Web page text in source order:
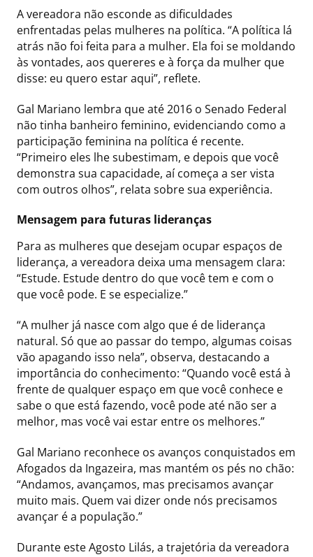
A vereadora não esconde as dificuldades
enfrentadas pelas mulheres na política. “A política lá
atrás não foi feita para a mulher. Ela foi se moldando
às vontades, aos quereres e à força da mulher que
disse: eu quero estar aqui”, reflete.
Gal Mariano lembra que até 2016 o Senado Federal
não tinha banheiro feminino, evidenciando como a
participação feminina na política é recente.
“Primeiro eles lhe subestimam, e depois que você
demonstra sua capacidade, aí começa a ser vista
com outros olhos”, relata sobre sua experiência.
Mensagem para futuras lideranças
Para as mulheres que desejam ocupar espaços de
liderança, a vereadora deixa uma mensagem clara:
“Estude. Estude dentro do que você tem e com o
que você pode. E se especialize.”
“A mulher já nasce com algo que é de liderança
natural. Só que ao passar do tempo, algumas coisas
vão apagando isso nela”, observa, destacando a
importância do conhecimento: “Quando você está à
frente de qualquer espaço em que você conhece e
sabe o que está fazendo, você pode até não ser a
melhor, mas você vai estar entre os melhores.”
Gal Mariano reconhece os avanços conquistados em
Afogados da Ingazeira, mas mantém os pés no chão:
“Andamos, avançamos, mas precisamos avançar
muito mais. Quem vai dizer onde nós precisamos
avançar é a população.”
Durante este Agosto Lilás, a trajetória da vereadora